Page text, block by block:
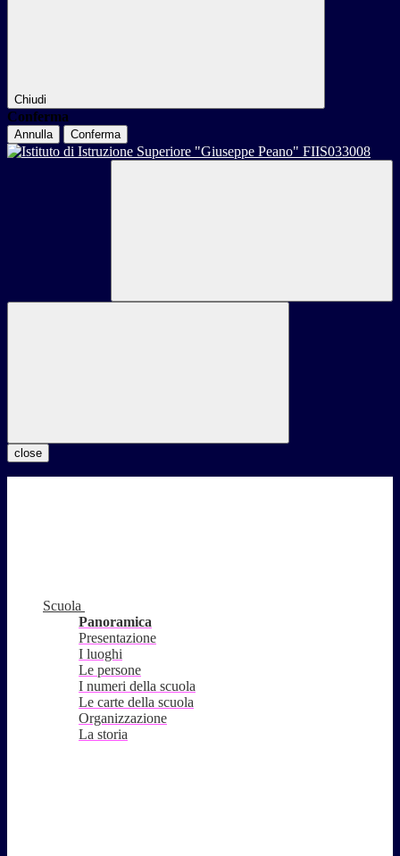
Chiudi
Conferma
Annulla Conferma
close
Scuola
Panoramica
Presentazione
I luoghi
Le persone
I numeri della scuola
Le carte della scuola
Organizzazione
La storia